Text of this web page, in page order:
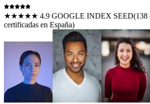
★★★★★ 4.9 GOOGLE INDEX SEED(138
certificadas en España)